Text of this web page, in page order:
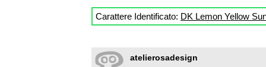
Carattere Identificato: DK Lemon Yellow
atelierosadesign